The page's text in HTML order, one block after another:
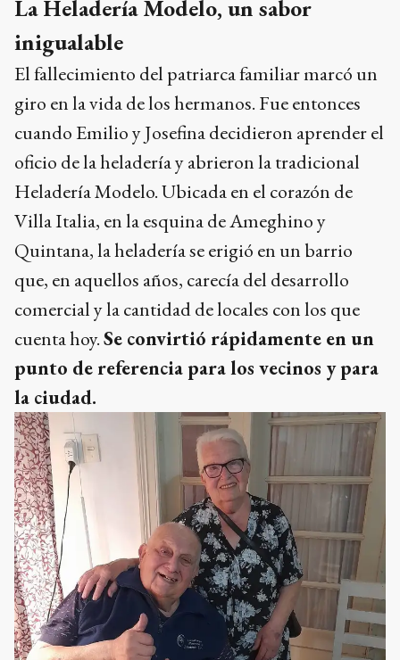
La Heladería Modelo, un sabor
inigualable
El fallecimiento del patriarca familiar marcó un
giro en la vida de los hermanos. Fue entonces
cuando Emilio y Josefina decidieron aprender el
oficio de la heladería y abrieron la tradicional
Heladería Modelo. Ubicada en el corazón de
Villa Italia, en la esquina de Ameghino y
Quintana, la heladería se erigió en un barrio
que, en aquellos años, carecía del desarrollo
comercial y la cantidad de locales con los que
cuenta hoy.Se convirtió rápidamente en un
punto de referencia para los vecinos y para
la ciudad.